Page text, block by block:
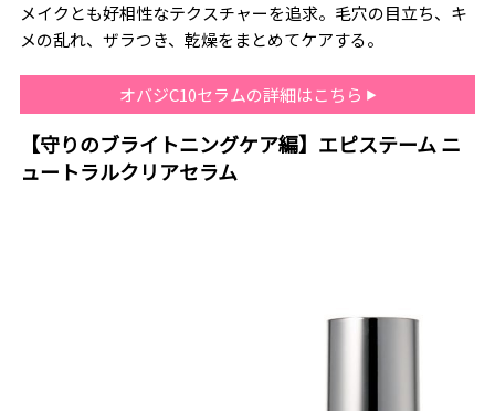
メイクとも好相性なテクスチャーを追求。毛穴の目立ち、キ
メの乱れ、ザラつき、乾燥をまとめてケアする。
オバジC10セラムの詳細はこちら
【守りのブライトニングケア編】エピステーム ニ
ュートラルクリアセラム